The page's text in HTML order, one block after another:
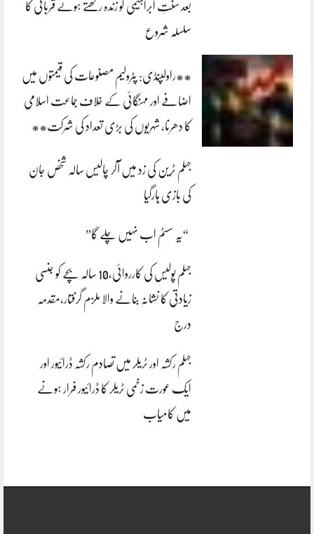
بعد سنتِ ابراہیمی کو زندہ رکھتے ہوئے قربانی کا
سلسلہ شروع
**راولپنڈی: پٹرولیم مصنوعات کی قیمتوں میں
اضافے اور مہنگائی کے خلاف جماعت اسلامی
کا دھرنا، شہریوں کی بڑی تعداد کی شرکت**
جہلم ٹرین کی زد میں آکر چالیس سالہ شخص جان
کی بازی ہارگیا
“یہ سسٹم اب نہیں چلے گا”
جہلم پولیس کی کارروائی،10 سالہ بچے کو جنسی
زیادتی کا نشانہ بنانے والا ملزم گرفتار،مقدمہ
درج
جہلم رکشہ اور ٹریلر میں تصادم رکشہ ڈرائیور اور
ایک عورت زخمی ٹریلر کا ڈرائیور فرار ہونے
میں کامیاب